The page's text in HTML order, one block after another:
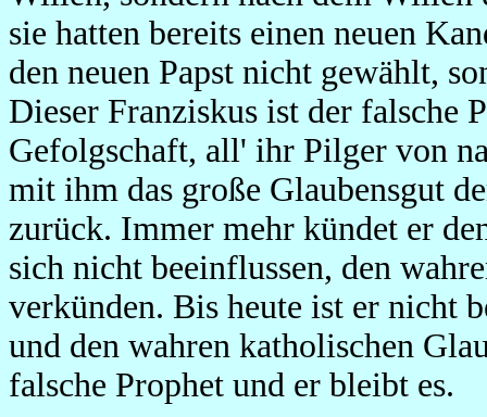
sie hatten bereits einen neuen
den neuen Papst nicht gewählt,
Dieser Franziskus ist der falsche
Gefolgschaft, all' ihr Pilger von
mit ihm das große Glaubensgut
zurück. Immer mehr kündet er
sich nicht beeinflussen, den
verkünden. Bis heute ist er nicht
und den wahren katholischen
falsche Prophet und er bleibt es.